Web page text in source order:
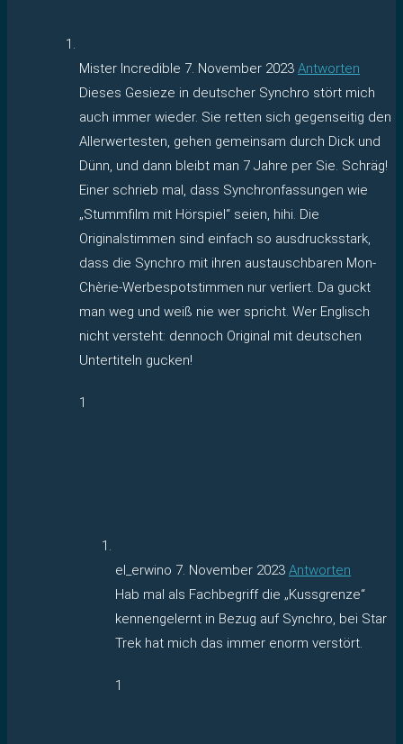
Mister Incredible 7. November 2023 Antworten
Dieses Gesieze in deutscher Synchro stört mich
auch immer wieder. Sie retten sich gegenseitig den
Allerwertesten, gehen gemeinsam durch Dick und
Dünn, und dann bleibt man 7 Jahre per Sie. Schräg!
Einer schrieb mal, dass Synchronfassungen wie
„Stummfilm mit Hörspiel“ seien, hihi. Die
Originalstimmen sind einfach so ausdrucksstark,
dass die Synchro mit ihren austauschbaren Mon-
Chèrie-Werbespotstimmen nur verliert. Da guckt
man weg und weiß nie wer spricht. Wer Englisch
nicht versteht: dennoch Original mit deutschen
Untertiteln gucken!
1
el_erwino 7. November 2023 Antworten
Hab mal als Fachbegriff die „Kussgrenze“
kennengelernt in Bezug auf Synchro, bei Star
Trek hat mich das immer enorm verstört.
1